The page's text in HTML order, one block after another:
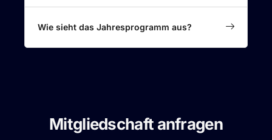
Wie sieht das Jahresprogramm aus?
Mitgliedschaft anfragen